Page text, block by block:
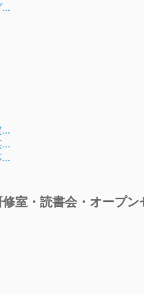
室・読書会・オープン